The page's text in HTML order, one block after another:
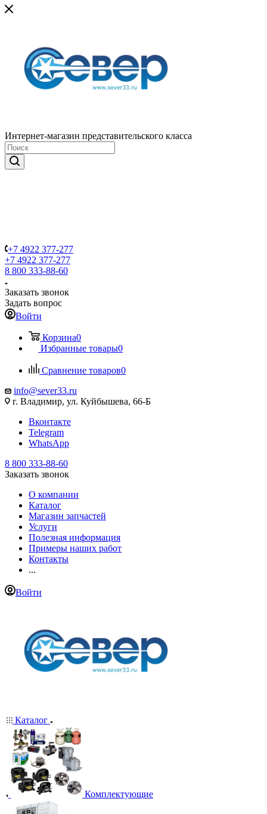
Интернет-магазин представительского класса
+7 4922 377-277
+7 4922 377-277
8 800 333-88-60
Заказать звонок
Задать вопрос
Войти
Корзина0
Избранные товары0
Сравнение товаров0
info@sever33.ru
г. Владимир, ул. Куйбышева, 66-Б
Вконтакте
Telegram
WhatsApp
8 800 333-88-60
Заказать звонок
О компании
Каталог
Магазин запчастей
Услуги
Полезная информация
Примеры наших работ
Контакты
...
Войти
Каталог
Комплектующие